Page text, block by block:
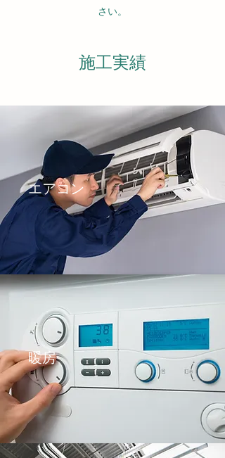
さい。
​​施工実績
​​エアコン
​​暖房